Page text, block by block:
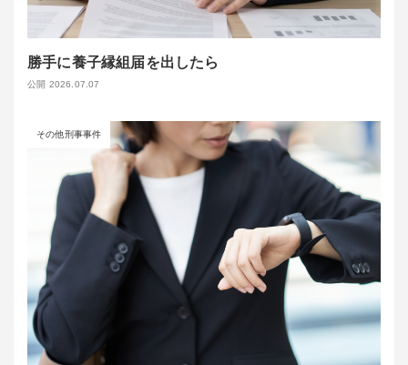
勝手に養子縁組届を出したら
公開 2026.07.07
その他刑事事件